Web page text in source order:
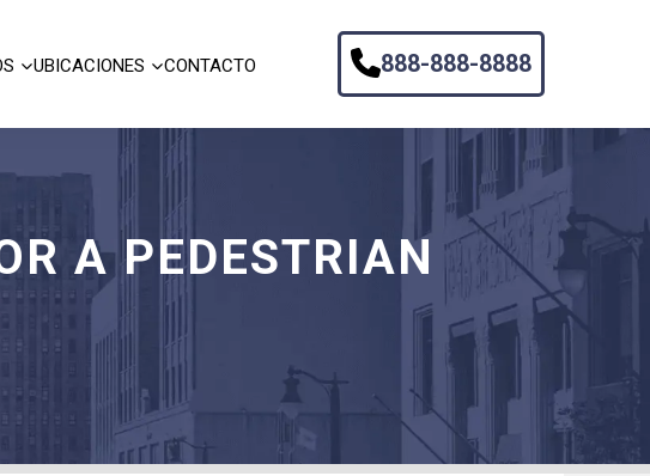
UBICACIONES CONTACTO 888-888-8888
A PEDESTRIAN